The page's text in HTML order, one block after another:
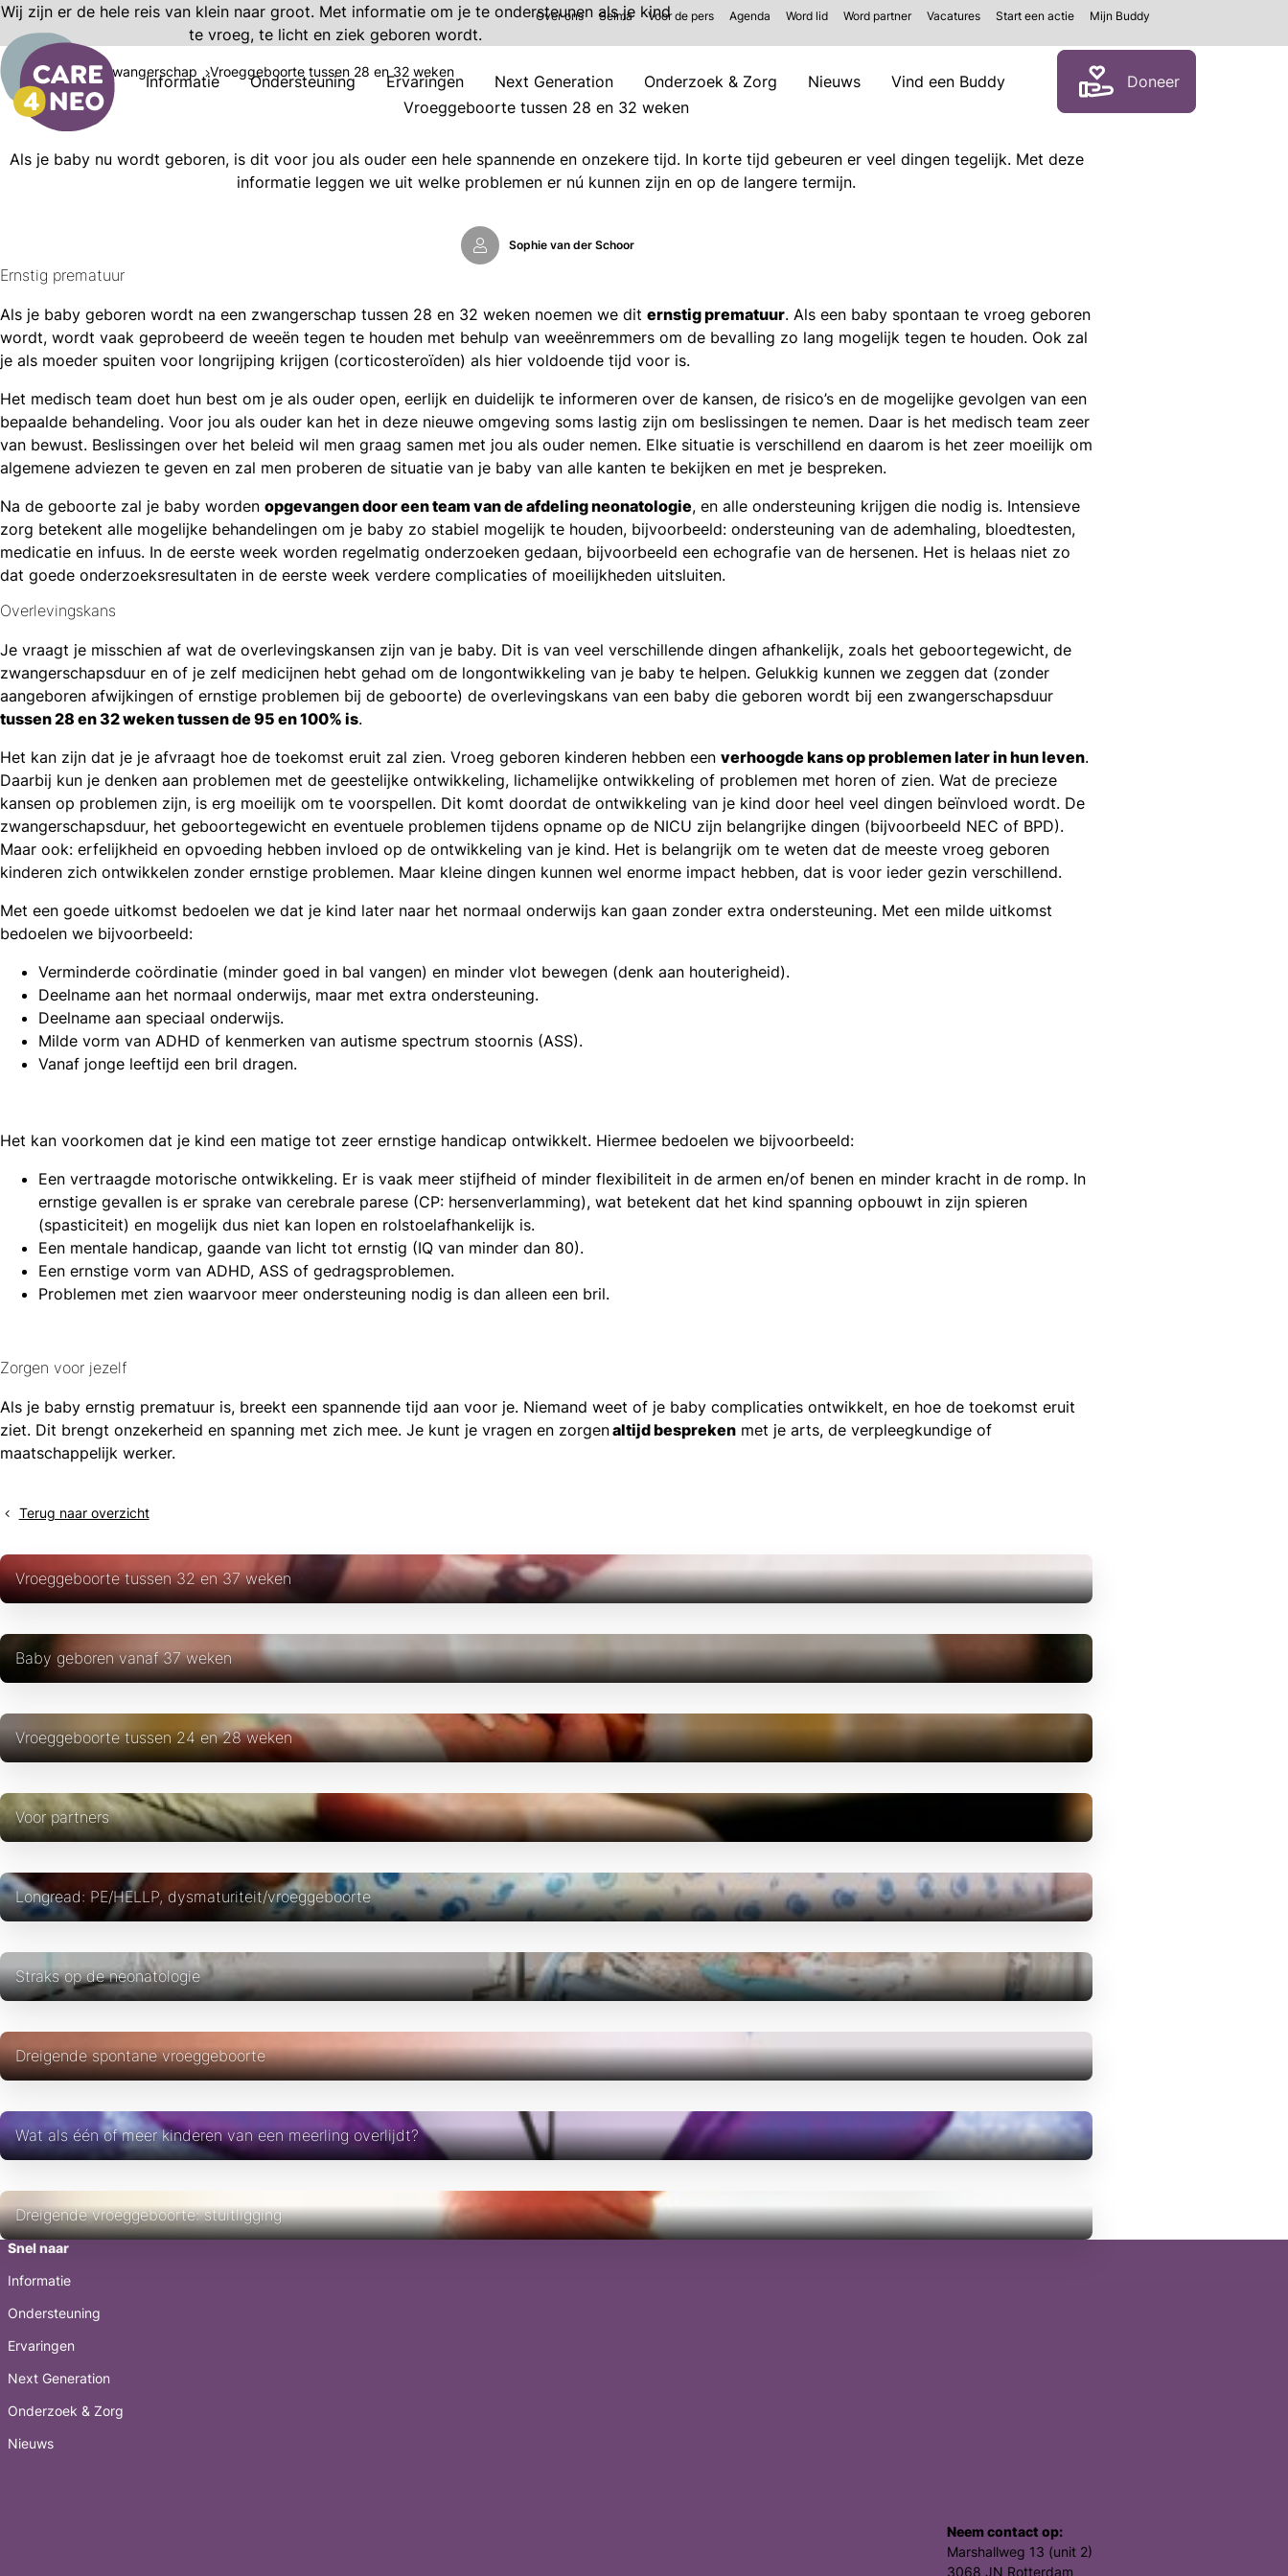
Informatie Ondersteuning Ervaringen Next Generation Onderzoek & Zorg Nieuws Vind een Buddy Doneer
Over ons Selma Voor de pers Agenda Word lid Word partner Vacatures Start een actie Mijn Buddy
Wij zijn er de hele reis van klein naar groot. Met informatie om je te ondersteunen als je kind
te vroeg, te licht en ziek geboren wordt.
Informatie Zwangerschap Vroeggeboorte tussen 28 en 32 weken
Vroeggeboorte tussen 28 en 32 weken
Als je baby nu wordt geboren, is dit voor jou als ouder een hele spannende en onzekere tijd. In korte tijd gebeuren er veel dingen tegelijk. Met deze
informatie leggen we uit welke problemen er nú kunnen zijn en op de langere termijn.
Sophie van der Schoor
Ernstig prematuur
Als je baby geboren wordt na een zwangerschap tussen 28 en 32 weken noemen we dit ernstig prematuur. Als een baby spontaan te vroeg geboren
wordt, wordt vaak geprobeerd de weeën tegen te houden met behulp van weeënremmers om de bevalling zo lang mogelijk tegen te houden. Ook zal
je als moeder spuiten voor longrijping krijgen (corticosteroïden) als hier voldoende tijd voor is.
Het medisch team doet hun best om je als ouder open, eerlijk en duidelijk te informeren over de kansen, de risico’s en de mogelijke gevolgen van een
bepaalde behandeling. Voor jou als ouder kan het in deze nieuwe omgeving soms lastig zijn om beslissingen te nemen. Daar is het medisch team zeer
van bewust. Beslissingen over het beleid wil men graag samen met jou als ouder nemen. Elke situatie is verschillend en daarom is het zeer moeilijk om
algemene adviezen te geven en zal men proberen de situatie van je baby van alle kanten te bekijken en met je bespreken.
Na de geboorte zal je baby worden opgevangen door een team van de afdeling neonatologie, en alle ondersteuning krijgen die nodig is. Intensieve
zorg betekent alle mogelijke behandelingen om je baby zo stabiel mogelijk te houden, bijvoorbeeld: ondersteuning van de ademhaling, bloedtesten,
medicatie en infuus. In de eerste week worden regelmatig onderzoeken gedaan, bijvoorbeeld een echografie van de hersenen. Het is helaas niet zo
dat goede onderzoeksresultaten in de eerste week verdere complicaties of moeilijkheden uitsluiten.
Overlevingskans
Je vraagt je misschien af wat de overlevingskansen zijn van je baby. Dit is van veel verschillende dingen afhankelijk, zoals het geboortegewicht, de
zwangerschapsduur en of je zelf medicijnen hebt gehad om de longontwikkeling van je baby te helpen. Gelukkig kunnen we zeggen dat (zonder
aangeboren afwijkingen of ernstige problemen bij de geboorte) de overlevingskans van een baby die geboren wordt bij een zwangerschapsduur
tussen 28 en 32 weken tussen de 95 en 100% is.
Het kan zijn dat je je afvraagt hoe de toekomst eruit zal zien. Vroeg geboren kinderen hebben een verhoogde kans op problemen later in hun leven.
Daarbij kun je denken aan problemen met de geestelijke ontwikkeling, lichamelijke ontwikkeling of problemen met horen of zien. Wat de precieze
kansen op problemen zijn, is erg moeilijk om te voorspellen. Dit komt doordat de ontwikkeling van je kind door heel veel dingen beïnvloed wordt. De
zwangerschapsduur, het geboortegewicht en eventuele problemen tijdens opname op de NICU zijn belangrijke dingen (bijvoorbeeld NEC of BPD).
Maar ook: erfelijkheid en opvoeding hebben invloed op de ontwikkeling van je kind. Het is belangrijk om te weten dat de meeste vroeg geboren
kinderen zich ontwikkelen zonder ernstige problemen. Maar kleine dingen kunnen wel enorme impact hebben, dat is voor ieder gezin verschillend.
Met een goede uitkomst bedoelen we dat je kind later naar het normaal onderwijs kan gaan zonder extra ondersteuning. Met een milde uitkomst
bedoelen we bijvoorbeeld:
Verminderde coördinatie (minder goed in bal vangen) en minder vlot bewegen (denk aan houterigheid).
Deelname aan het normaal onderwijs, maar met extra ondersteuning.
Deelname aan speciaal onderwijs.
Milde vorm van ADHD of kenmerken van autisme spectrum stoornis (ASS).
Vanaf jonge leeftijd een bril dragen.
Het kan voorkomen dat je kind een matige tot zeer ernstige handicap ontwikkelt. Hiermee bedoelen we bijvoorbeeld:
Een vertraagde motorische ontwikkeling. Er is vaak meer stijfheid of minder flexibiliteit in de armen en/of benen en minder kracht in de romp. In
ernstige gevallen is er sprake van cerebrale parese (CP: hersenverlamming), wat betekent dat het kind spanning opbouwt in zijn spieren
(spasticiteit) en mogelijk dus niet kan lopen en rolstoelafhankelijk is.
Een mentale handicap, gaande van licht tot ernstig (IQ van minder dan 80).
Een ernstige vorm van ADHD, ASS of gedragsproblemen.
Problemen met zien waarvoor meer ondersteuning nodig is dan alleen een bril.
Zorgen voor jezelf
Als je baby ernstig prematuur is, breekt een spannende tijd aan voor je. Niemand weet of je baby complicaties ontwikkelt, en hoe de toekomst eruit
ziet. Dit brengt onzekerheid en spanning met zich mee. Je kunt je vragen en zorgenaltijd bespreken met je arts, de verpleegkundige of
maatschappelijk werker.
Terug naar overzicht
Vroeggeboorte tussen 32 en 37 weken
Baby geboren vanaf 37 weken
Vroeggeboorte tussen 24 en 28 weken
Voor partners
Longread: PE/HELLP, dysmaturiteit/vroeggeboorte
Straks op de neonatologie
Dreigende spontane vroeggeboorte
Wat als één of meer kinderen van een meerling overlijdt?
Dreigende vroeggeboorte: stuitligging
Snel naar
Informatie
Ondersteuning
Ervaringen
Next Generation
Onderzoek & Zorg
Nieuws
Neem contact op:
Marshallweg 13 (unit 2)
3068 JN Rotterdam